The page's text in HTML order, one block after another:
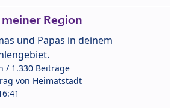
Region
und Papas in deinem
/ 1.330 Beiträge
von Heimatstadt